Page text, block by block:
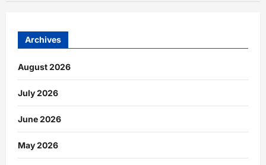
Archives
August 2026
July 2026
June 2026
May 2026